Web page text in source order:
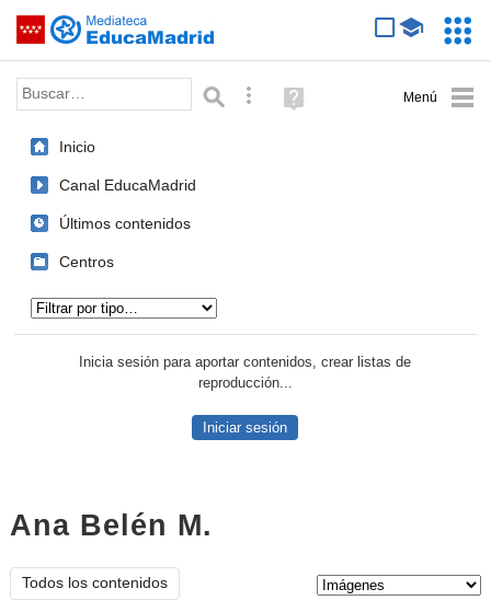
Saltar navegación
Palabra o frase: Búsqueda avanzada
Ayuda
(en
Inicio
Canal EducaMadrid
Últimos contenidos
Centros
Inicia sesión para aportar contenidos, crear listas de
reproducción...
Iniciar sesión
Ana Belén M.
Todos los contenidos